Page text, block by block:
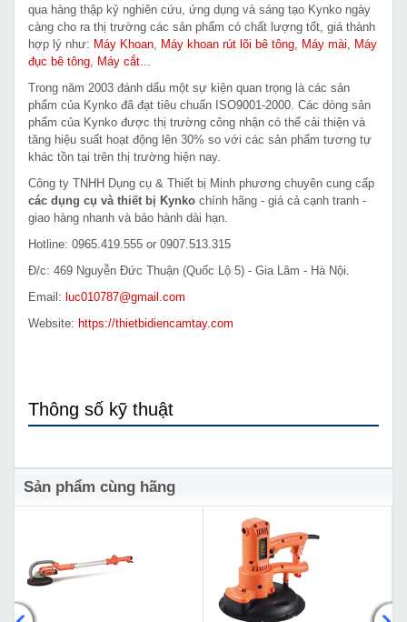
qua hàng thập kỷ nghiên cứu, ứng dụng và sáng tạo Kynko ngày
càng cho ra thị trường các sản phẩm có chất lượng tốt, giá thành
hợp lý như: Máy Khoan Máy khoan rút lõi bê tông Máy mài
Máy
đục bê tông
Máy cắt
Trong năm 2003 đánh dấu một sự kiện quan trọng là các sản
phẩm của Kynko đã đạt tiêu chuẩn ISO9001-2000. Các dòng sản
phẩm của Kynko được thị trường công nhận có thể cải thiện và
tăng hiệu suất hoạt động lên 30% so với các sản phẩm tương tự
khác tồn tại trên thị trường hiện nay.
Công ty TNHH Dụng cụ & Thiết bị Minh phương chuyên cung cấp
các dụng cụ và thiết bị Kynko chính hãng - giá cả cạnh tranh -
giao hàng nhanh và bảo hành dài hạn.
Hotline: 0965.419.555 or 0907.513.315
Đ/c: 469 Nguyễn Đức Thuận (Quốc Lộ 5) - Gia Lâm - Hà Nội.
Email: luc010787@gmail.com
Website: https://thietbidiencamtay.com
Thông số kỹ thuật
Sản phẩm cùng hãng